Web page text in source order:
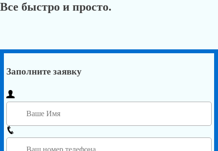
Все быстро и просто.
Заполните заявку